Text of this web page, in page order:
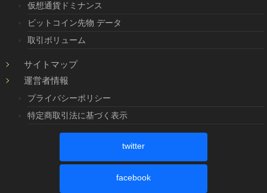
仮想通貨ドミナンス
ビットコイン先物 データ
取引ボリューム
サイトマップ
運営者情報
プライバシーポリシー
特定商取引法に基づく表示
twitter
facebook